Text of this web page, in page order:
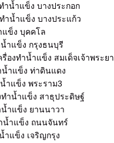
ำน้ำแข็ง บางประกอก
ำน้ำแข็ง บางประแก้ว
แข็ง บุคคโล
ำแข็ง กรุงธนบุรี
องทำน้ำแข็ง สมเด็จเจ้าพระยา
น้ำแข็ง ท่าดินแดง
ำแข็ง พระราม3
ทำน้ำแข็ง สาธุประดิษฐ์
น้ำแข็ง ยานนาวา
น้ำแข็ง ถนนจันทร์
ำแข็ง เจริญกรุง